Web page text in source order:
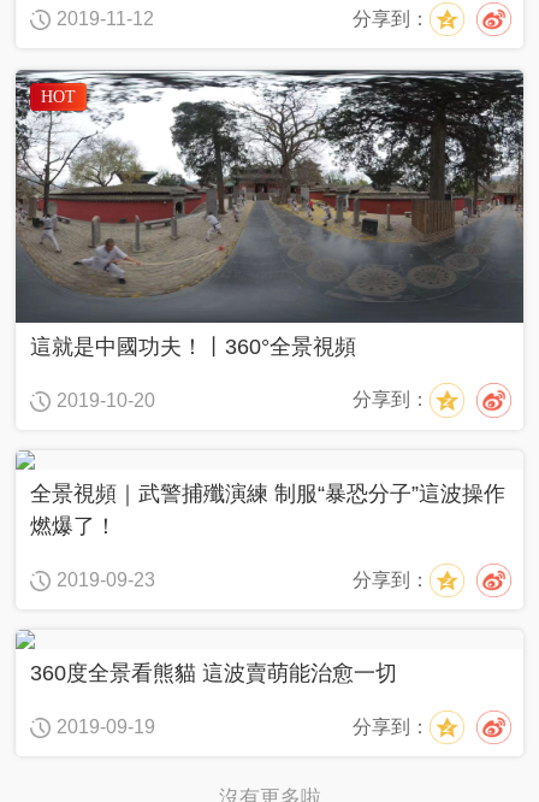
2019-11-12 分享到：
HOT
這就是中國功夫！丨360°全景視頻
2019-10-20 分享到：
全景視頻｜武警捕殲演練 制服“暴恐分子”這波操作
燃爆了！
2019-09-23 分享到：
360度全景看熊貓 這波賣萌能治愈一切
2019-09-19 分享到：